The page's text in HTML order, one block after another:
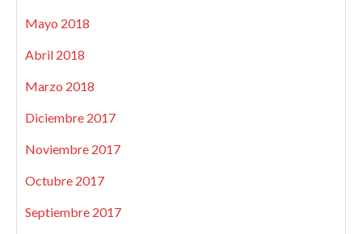
Mayo 2018
Abril 2018
Marzo 2018
Diciembre 2017
Noviembre 2017
Octubre 2017
Septiembre 2017